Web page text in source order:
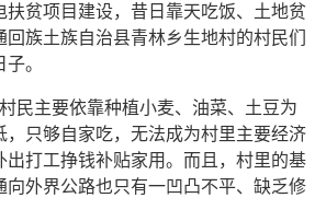
扶贫项目建设，昔日靠天吃饭、土地贫
族土族自治县青林乡生地村的村民们
。
主要依靠种植小麦、油菜、土豆为
，只够自家吃，无法成为村里主要经济
出打工挣钱补贴家用。而且，村里的基
向外界公路也只有一凹凸不平、缺乏修